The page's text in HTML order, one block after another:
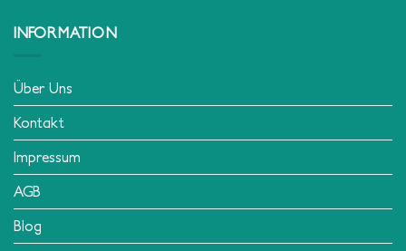
INFORMATION
Über Uns
Kontakt
Impressum
AGB
Blog